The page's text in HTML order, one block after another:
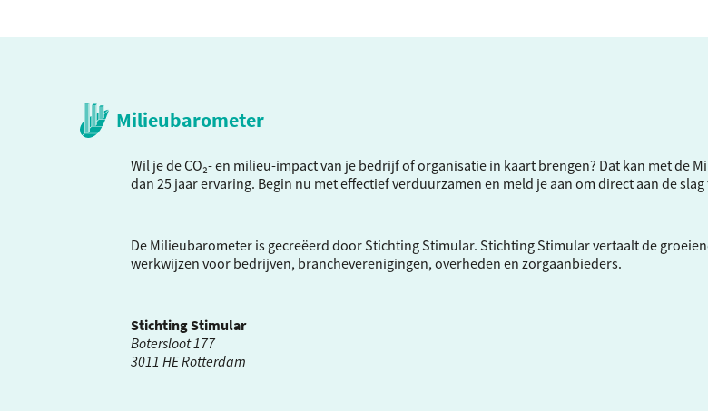
Milieubarometer
Wil je de CO₂- en milieu-impact van je bedrijf of organisatie in kaart brengen? Dat kan met de
dan 25 jaar ervaring. Begin nu met effectief verduurzamen en meld je aan om direct aan de slag
De Milieubarometer is gecreëerd door Stichting Stimular. Stichting Stimularvertaalt de
werkwijzen voor bedrijven, brancheverenigingen, overheden en zorgaanbieders.
Stichting Stimular
Botersloot 177
3011 HE Rotterdam